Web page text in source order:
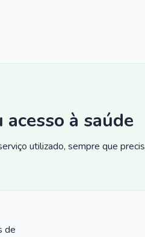
à saúde
utilizado, sempre que
de